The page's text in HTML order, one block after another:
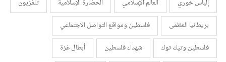
إلياس خوري
العالم الإسلامي الحضارة الإسلامية
تلفزيون
بريطانيا العظمى
فلسطين ومواقع التواصل الاجتماعي
فلسطين وتيك توك
شهداء فلسطين
أبطال غزة